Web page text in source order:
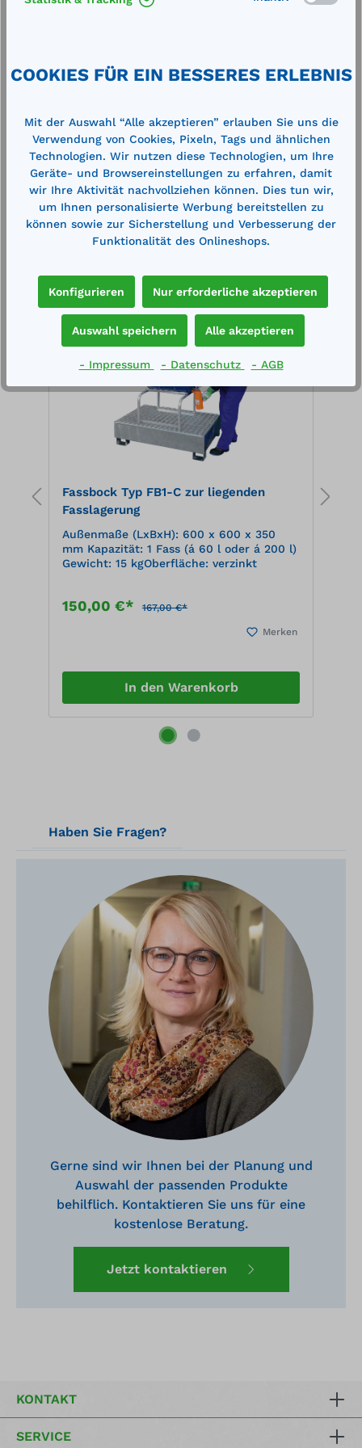
Aufnahmekapazität, im Spenderkarton,
Abmessung: 400 x 500 mm Perforation in
Polypropylenfasern grau: nimmt alle
Flüssigkeiten auf, ideal zur Aufnahme von
Flüssigkeiten oder Leckagen in allen
Arbeitsbereichen. Dank des geringen
Gewichts sind die Absorptionsvliese
schnell einsetzbar. Die Flüssigkeit wird
sofort zuverlässig aufgesaugt. Die
Bindevlies sind besonders
Benutzerfreundlich da mittig perforiert.
Die Absorptionstücher verursachen
keinen Staub und müssen nicht
Verbrauchsmenge sehr gut und einfach
kontrollieren. Cemsorb-Tücher sind durch
das geringe Eigengewicht sehr günstig
bei den Entsorgungskosten. Die
Industriebindevliese werden in der Regel
nach dem Gebrauch thermisch verwertet,
sie haben einen sehr guten Brennwert,
der Ascherückstand ist kleiner 0,05%.
Durch das einfache Handling sind die
Tüscher sehr gut präventiv einsetzbar.
107,00 €* 121,00 €*
In den Warenkorb
%
Fassbock Typ FB1-C zur liegenden
Fasslagerung
Außenmaße (LxBxH): 600 x 600 x 350
mm Kapazität: 1 Fass (á 60 l oder á 200 l)
Gewicht: 15 kgOberfläche: verzinkt
150,00 €* 167,00 €*
Merken
In den Warenkorb
Haben Sie Fragen?
Gerne sind wir Ihnen bei der Planung und
Auswahl der passenden Produkte
behilflich. Kontaktieren Sie uns für eine
kostenlose Beratung.
Jetzt kontaktieren
KONTAKT
SERVICE
COOKIES FÜR EIN BESSERES ERLEBNIS
Mit der Auswahl “Alle akzeptieren” erlauben Sie uns die
Verwendung von Cookies, Pixeln, Tags und ähnlichen
Technologien. Wir nutzen diese Technologien, um Ihre
Geräte- und Browsereinstellungen zu erfahren, damit
wir Ihre Aktivität nachvollziehen können. Dies tun wir,
um Ihnen personalisierte Werbung bereitstellen zu
können sowie zur Sicherstellung und Verbesserung der
Funktionalität des Onlineshops.
Konfigurieren Nur erforderliche akzeptieren
Auswahl speichern Alle akzeptieren
- Impressum - Datenschutz - AGB